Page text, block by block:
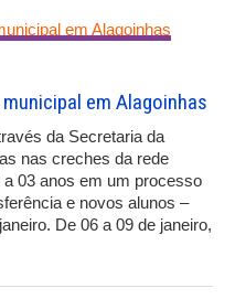
em Alagoinhas
da Secretaria da
nas creches da rede
03 anos em um processo
e novos alunos –
De 06 a 09 de janeiro,